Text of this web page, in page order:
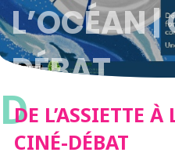
L’OCÉAN
DÉBAT
DDE L’ASSIETTE À
CINÉ-DÉBAT